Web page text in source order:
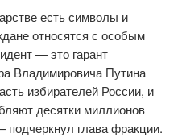
есть символы и
относятся с особым
— это гарант
Владимировича Путина
избирателей России, и
десятки миллионов
глава фракции.